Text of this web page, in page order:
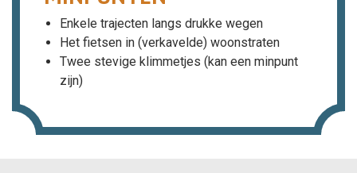
Enkele trajecten langs drukke wegen
Het fietsen in (verkavelde) woonstraten
Twee stevige klimmetjes (kan een minpunt
zijn)